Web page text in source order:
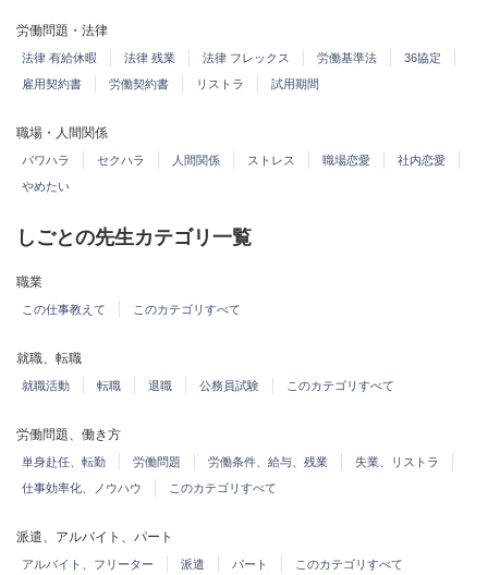
労働問題・法律
法律 有給休暇 法律 残業 法律 フレックス 労働基準法
36協定
雇用契約書
労働契約書 リストラ 試用期間
職場・人間関係
パワハラ セクハラ 人間関係 ストレス 職場恋愛
社内恋愛
やめたい
しごとの先生カテゴリ一覧
職業
この仕事教えて このカテゴリすべて
就職、転職
就職活動 転職 退職 公務員試験 このカテゴリすべて
労働問題、働き方
単身赴任、転勤 労働問題 労働条件、給与、残業
失業、リストラ
仕事効率化、ノウハウ
このカテゴリすべて
派遣、アルバイト、パート
アルバイト、フリーター 派遣 パート このカテゴリすべて